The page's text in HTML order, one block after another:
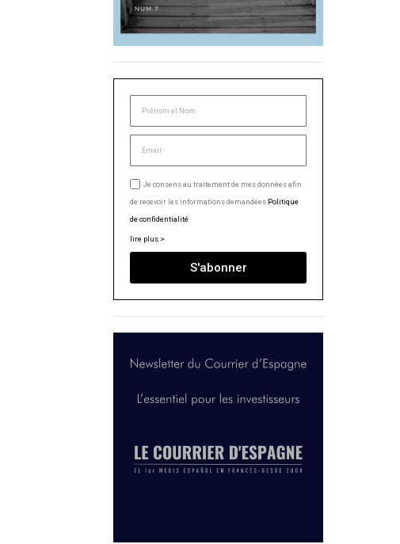
Je consens au traitement de mes données afin
de recevoir les informations demandées.Politique
de confidentialité
lire plus >
S'abonner